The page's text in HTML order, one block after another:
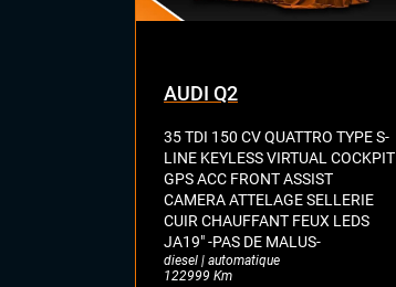
AUDI Q2
35 TDI 150 CV QUATTRO TYPE S-
LINE KEYLESS VIRTUAL COCKPIT
GPS ACC FRONT ASSIST
CAMERA ATTELAGE SELLERIE
CUIR CHAUFFANT FEUX LEDS
JA19" -PAS DE MALUS-
diesel | automatique
122999 Km